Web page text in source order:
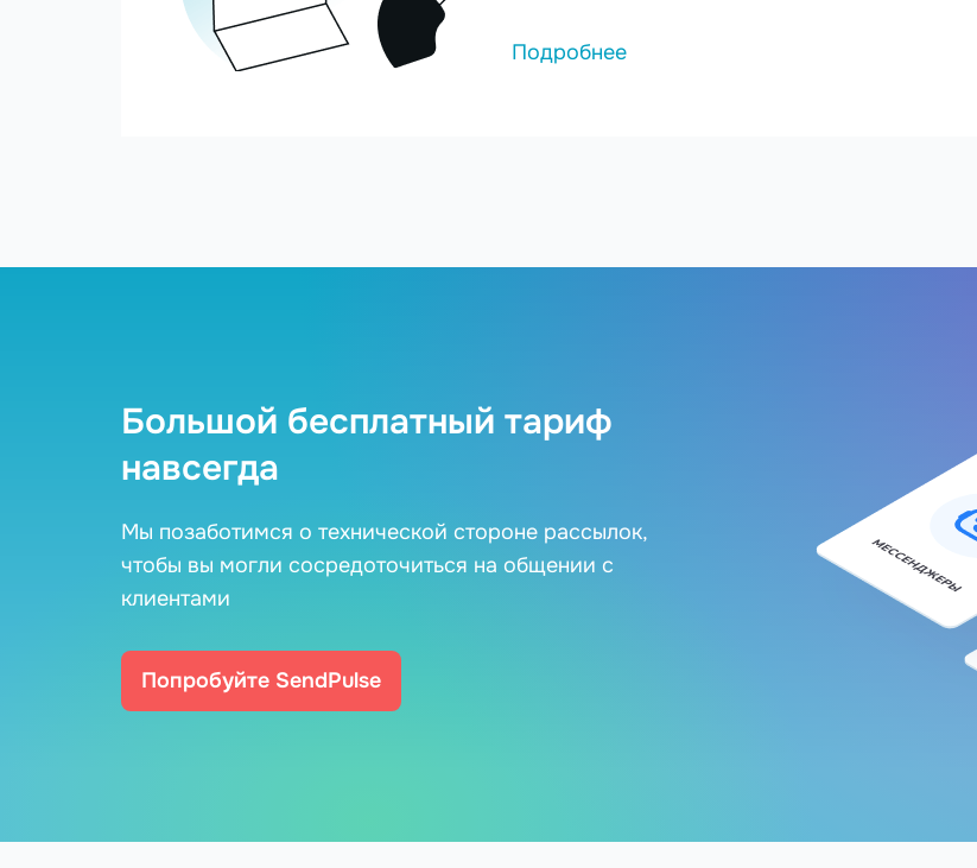
Подробнее
Большой бесплатный тариф
навсегда
Мы позаботимся о технической стороне рассылок,
чтобы вы могли сосредоточиться на общении с
клиентами
Попробуйте SendPulse